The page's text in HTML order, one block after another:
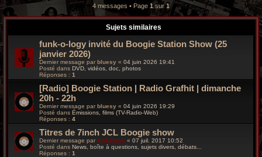
4 messages • Page 1 sur1
Sujets similaires
funk-o-logy invité du Boogie Station Show (25
janvier 2026)
Dernier message par bluesy « 04 juin 2026 19:41
Posté dans DVD, vidéos, doc, photos
Réponses : 1
[Radio] Boogie Station | Radio Grafhit | dimanche
20h - 22h
Dernier message par bluesy « 04 juin 2026 19:29
Posté dans Émissions, films (TV-Radio-Web)
Réponses : 4
Titres de 7inch JCL Boogie show
Dernier message par funkiness « 07 juil. 2017 10:52
Posté dans News, boîte à questions, sujets divers, débats...
Réponses : 1